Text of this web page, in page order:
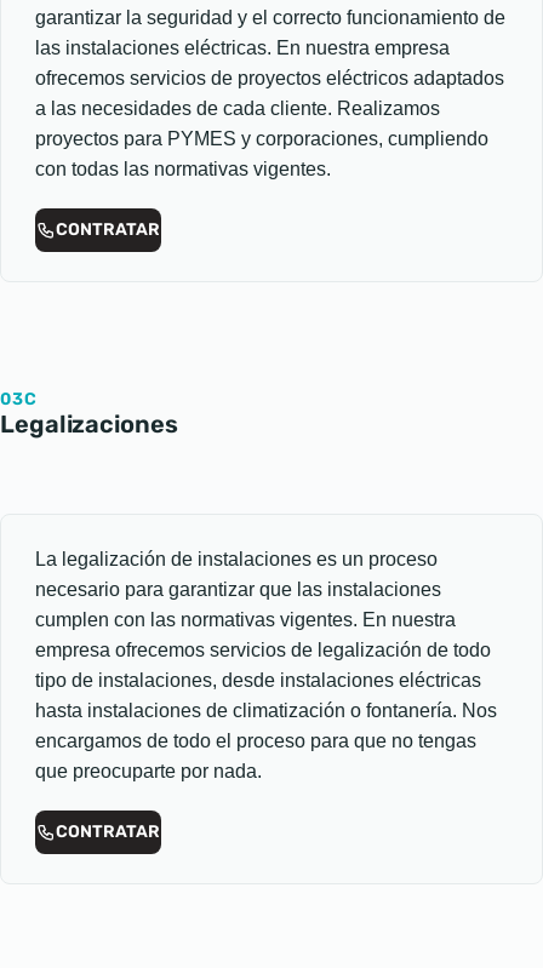
garantizar la seguridad y el correcto funcionamiento de
las instalaciones eléctricas. En nuestra empresa
ofrecemos servicios de proyectos eléctricos adaptados
a las necesidades de cada cliente. Realizamos
proyectos para PYMES y corporaciones, cumpliendo
con todas las normativas vigentes.
CONTRATAR
03C
Legalizaciones
La legalización de instalaciones es un proceso
necesario para garantizar que las instalaciones
cumplen con las normativas vigentes. En nuestra
empresa ofrecemos servicios de legalización de todo
tipo de instalaciones, desde instalaciones eléctricas
hasta instalaciones de climatización o fontanería. Nos
encargamos de todo el proceso para que no tengas
que preocuparte por nada.
CONTRATAR